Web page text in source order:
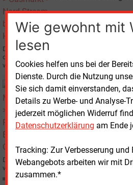
Wie gewohnt mit
lesen
Cookies helfen uns bei der
Dienste. Durch die Nutzung
Sie sich damit einverstanden,
Details zu Werbe- und Analyse-
jederzeit möglichen Widerruf
Datenschutzerklärung am Ende
Tracking: Zur Verbesserung und
Webangebots arbeiten wir mit
zusammen.*
Die Verlegung der Nord-Stream-Gaspipeline
deutschen Teilabschnitt ohne Gefahr eines
von Umweltverbänden beginnen.
E&M GASMARKT
Pipeline-Baustelle Ostsee
Die Verlegung der Gaspipeline Nord Stream,
verläuft und Russland und Deutschland